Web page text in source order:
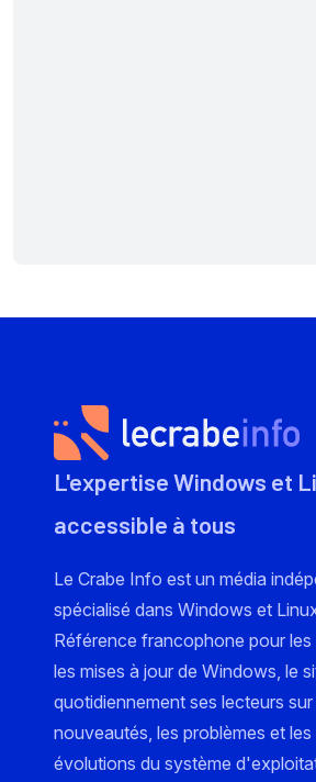
L'expertise Windows et
accessible à tous
Le Crabe Info est un média
spécialisé dans Windows et
Référence francophone pour
les mises à jour de Windows, le
quotidiennement ses lecteurs sur
nouveautés, les problèmes et
évolutions du système